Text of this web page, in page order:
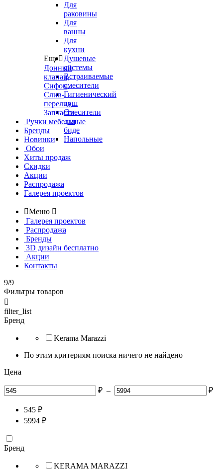
Для
раковины
Для
ванны
Для
кухни
Душевые
системы
Встраиваемые
смесители
Гигиенический
душ
Смесители
для
биде
Напольные
Еще
Донный
клапан,
Сифон,
Слив-
перелив
Запчасти
Ручки мебельные
Бренды
Новинки
Обои
Хиты продаж
Скидки
Акции
Распродажа
Галерея проектов
Меню 
Галерея проектов
Распродажа
Бренды
3D дизайн бесплатно
Акции
Контакты
9/9
Фильтры товаров

filter_list
Бренд
Kerama Marazzi
По этим критериям поиска ничего не найдено
Цена
₽ – ₽
545 ₽
5994 ₽
Бренд
KERAMA MARAZZI